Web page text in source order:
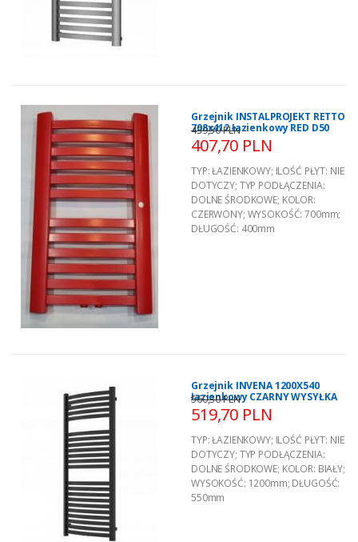
Grzejnik INSTALPROJEKT RETTO
708x412 łazienkowy RED D50
407,70 PLN
439,50 PLN
TYP:ŁAZIENKOWY; ILOŚĆ PŁYT: NIE
DOTYCZY; TYP PODŁĄCZENIA:
DOLNE ŚRODKOWE; KOLOR:
CZERWONY; WYSOKOŚĆ: 700mm;
DŁUGOŚĆ: 400mm
Grzejnik INVENA 1200X540
łazienkowy CZARNY WYSYŁKA
519,70 PLN
560,30 PLN
TYP:ŁAZIENKOWY; ILOŚĆ PŁYT: NIE
DOTYCZY; TYP PODŁĄCZENIA:
DOLNE ŚRODKOWE; KOLOR: BIAŁY;
WYSOKOŚĆ: 1200mm; DŁUGOŚĆ:
550mm